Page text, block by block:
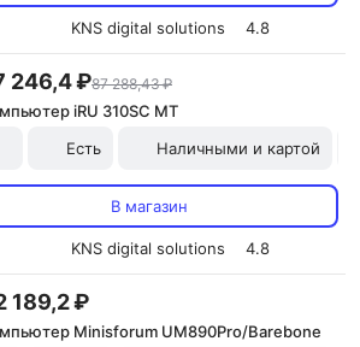
KNS digital solutions 4.8
246,4 ₽87 288,43 ₽
iRU 310SC MT
Есть
Наличными и картой
В магазин
KNS digital solutions 4.8
189,2 ₽
Minisforum UM890Pro/Barebone